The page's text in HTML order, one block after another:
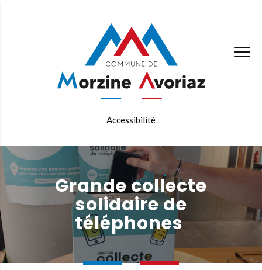
Accessibilité
Grande collecte
solidaire de
téléphones